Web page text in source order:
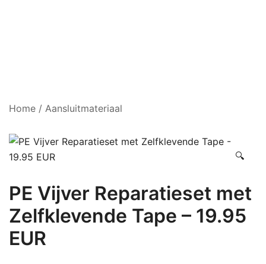
Home / Aansluitmateriaal
🔍
PE Vijver Reparatieset met
Zelfklevende Tape – 19.95
EUR